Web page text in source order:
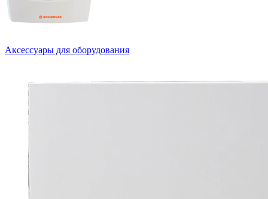
Аксессуары для оборудования